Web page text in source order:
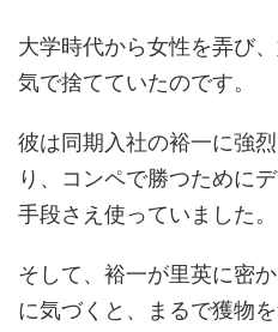
大学時代から女性を弄び
気で捨てていたのです。
彼は同期入社の裕一に強
り、コンペで勝つために
手段さえ使っていました。
そして、裕一が里英に密
に気づくと、まるで獲物